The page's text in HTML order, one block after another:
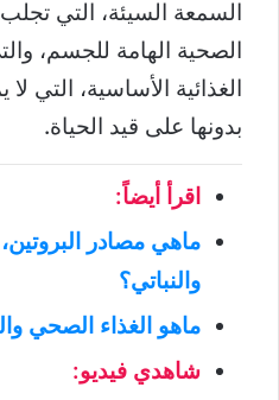
السمعة السيئة، التي
الصحية الهامة للجسم،
الغذائية الأساسية، التي
بدونها على قيد الحياة.
اقرأ أيضاً:
ماهي مصادر
والنباتي؟
ماهو الغذاء الصحي
شاهدي فيديو: